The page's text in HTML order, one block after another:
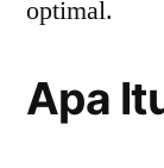
optimal.
Apa